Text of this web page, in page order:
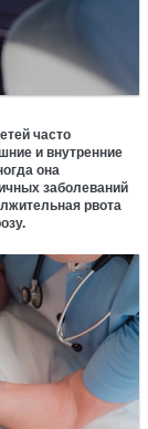
часто
и внутренние
она
заболеваний
рвота